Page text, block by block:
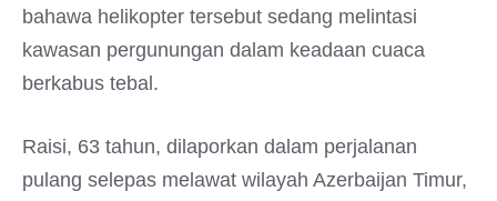
bahawa helikopter tersebut sedang melintasi
kawasan pergunungan dalam keadaan cuaca
berkabus tebal.
Raisi, 63 tahun, dilaporkan dalam perjalanan
pulang selepas melawat wilayah Azerbaijan Timur,